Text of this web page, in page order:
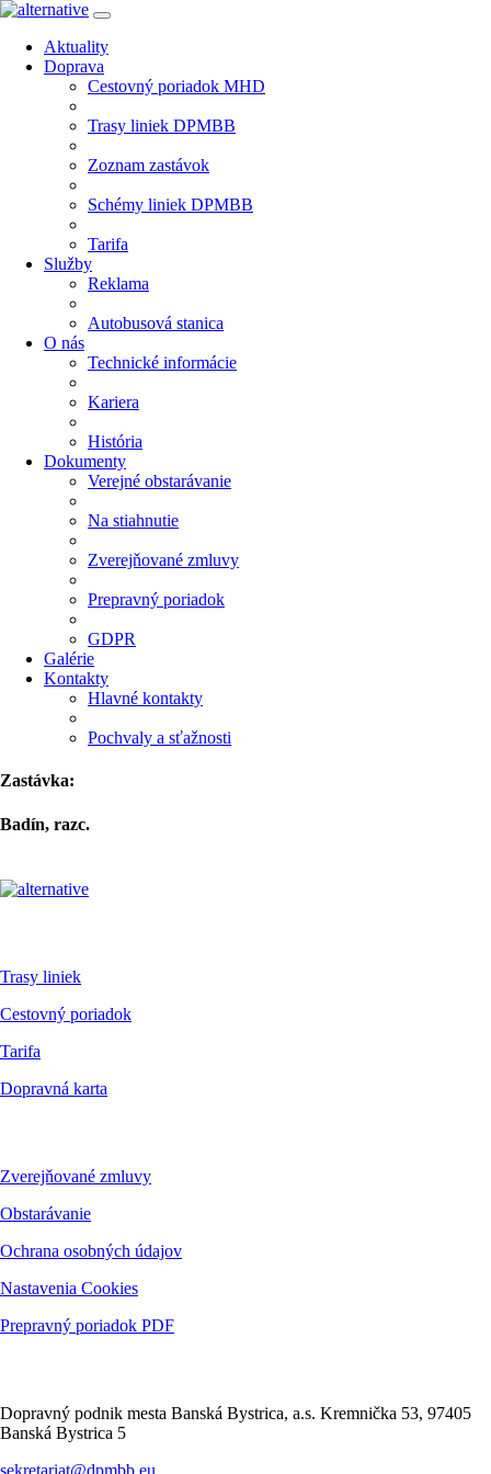
Aktuality
Doprava
Cestovný poriadok MHD
Trasy liniek DPMBB
Zoznam zastávok
Schémy liniek DPMBB
Tarifa
Služby
Reklama
Autobusová stanica
O nás
Technické informácie
Kariera
História
Dokumenty
Verejné obstarávanie
Na stiahnutie
Zverejňované zmluvy
Prepravný poriadok
GDPR
Galérie
Kontakty
Hlavné kontakty
Pochvaly a sťažnosti
Zastávka:
Badín, razc.
Trasy liniek
Cestovný poriadok
Tarifa
Dopravná karta
Zverejňované zmluvy
Obstarávanie
Ochrana osobných údajov
Nastavenia Cookies
Prepravný poriadok PDF
Dopravný podnik mesta Banská Bystrica, a.s. Kremnička 53, 97405
Banská Bystrica 5
sekretariat@dpmbb.eu